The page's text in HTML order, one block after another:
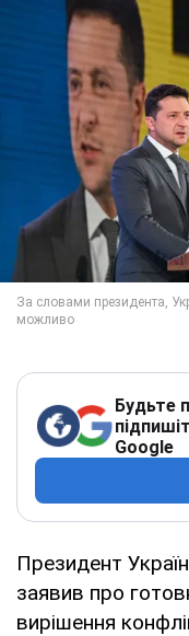
Будьте
Google
Президент
заявив про
вирішення